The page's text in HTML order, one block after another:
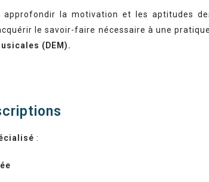
la motivation et les aptitudes
le savoir-faire nécessaire à une
(DEM).
: